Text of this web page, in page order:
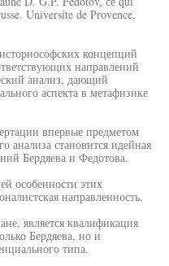
Universite de Provence,
концепций
направлений
анализ, дающий
аспекта в метафизике
впервые предметом
анализа становится идейная
Бердяева и Федотова.
особенности этих
направленность.
является квалификация
Бердяева, но и
типа.